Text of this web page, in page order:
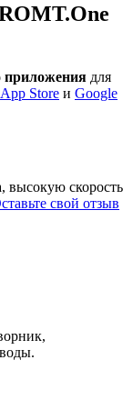
приложения для
App Store и Google
высокую скорость
свой отзыв